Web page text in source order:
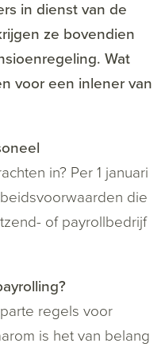
in dienst van de
ze bovendien
Wat
voor een inlener van
in? Per 1 januari
die
of payrollbedrijf
regels voor
is het van belang